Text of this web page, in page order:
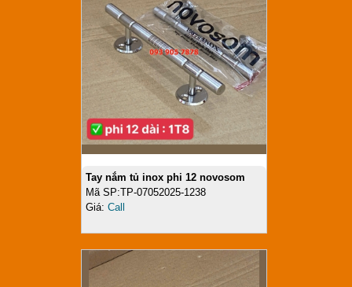
Tay nắm tủ inox phi 12 novosom
Mã SP:TP-07052025-1238
Giá: Call